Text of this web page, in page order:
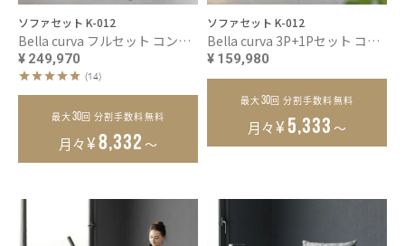
ソファセット K-012
Bella curva フルセット コンパクト／レギュラー／ラージ
¥ 249,970
(14)
最大30 回 分割手数料無料
月々¥8,332 ～
ソファセット K-012
Bella curva 3P+1Pセット コンパクト／レギュラー／ラージ
¥ 159,980
最大30 回 分割手数料無料
月々¥ 5,333 ～